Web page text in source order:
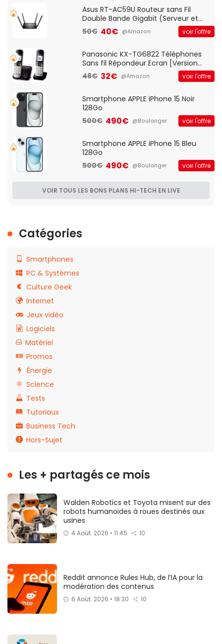
Asus RT-AC59U Routeur sans Fil
Double Bande Gigabit (Serveur et
Client VPN, Triple Vlan, Mode Point
d'accès et Bridge, contrôle Parental,
50€ 40€ @Amazon voir l'offre
Panasonic KX-TG6822 Téléphones
Sans fil Répondeur Ecran [Version
Française]
48€ 32€ @Amazon voir l'offre
Smartphone APPLE iPhone 15 Noir
128Go
500€ 490€ @Boulanger voir l'offre
Smartphone APPLE iPhone 15 Bleu
128Go
500€ 490€ @Boulanger voir l'offre
VOIR TOUS LES BONS PLANS HI-TECH EN LIVE
Catégories
Smartphones
PC & Systèmes
Culture Geek
Internet
Jeux vidéo
Logiciels
Matériel
Promos
Énergie
Science
Tests
Tutoriaux
Business Tech
Hors-Sujet
Les + partagés ce mois
Walden Robotics et Toyota misent sur des
robots humanoïdes à roues destinés aux
usines
4 Août. 2026 • 11:45 10
Reddit annonce Rules Hub, de l’IA pour la
modération des contenus
6 Août. 2026 • 18:30 10